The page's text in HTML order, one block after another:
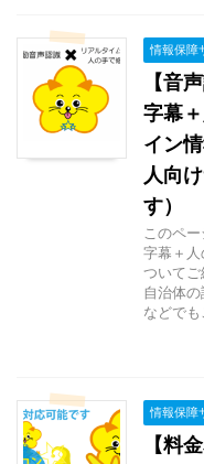
情報保障
【音
字幕
イン
人向
す）
このペ
字幕＋
ついてご
自治体
などで
情報保障
【料